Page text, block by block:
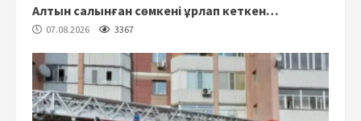
Алтын салынған сөмкені ұрлап кеткен…
07.08.2026 3367